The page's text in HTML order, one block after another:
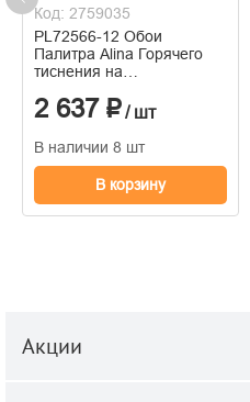
Код: 2759035
PL72566-12 Обои
Палитра Alina Горячего
тиснения на
1.06м x 10.05
2 637 ₽/ шт
В наличии 8 шт
В корзину
Акции